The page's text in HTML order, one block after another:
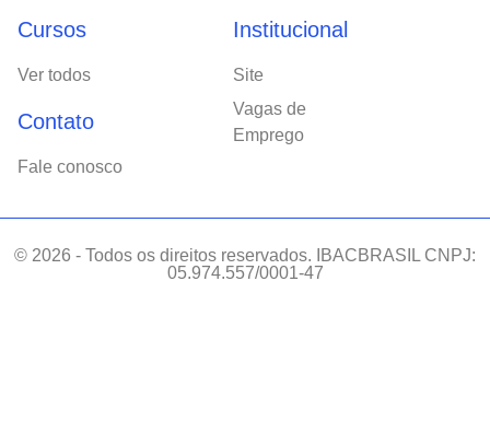
Cursos
Ver todos
Contato
Fale conosco
Institucional
Site
Vagas de
Emprego
© 2026 - Todos os direitos reservados. IBACBRASIL CNPJ:
05.974.557/0001-47